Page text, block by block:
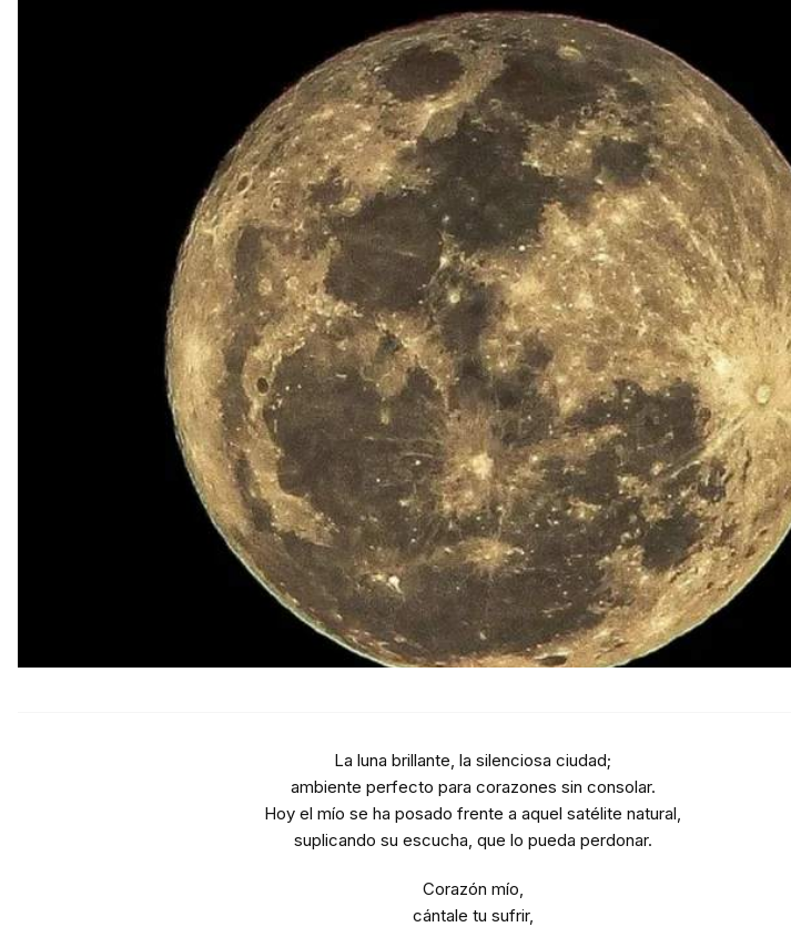
La luna brillante, la silenciosa ciudad;
ambiente perfecto para corazones sin consolar.
Hoy el mío se ha posado frente a aquel satélite natural,
suplicando su escucha, que lo pueda perdonar.
Corazón mío,
cántale tu sufrir,